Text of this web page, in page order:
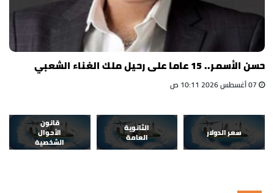
حسن الأسمر.. 15 عاما على رحيل ملك الغناء الشعبي
سعر الدولار
الثانوية
العامة
قانون
الأحوال
الشخصية